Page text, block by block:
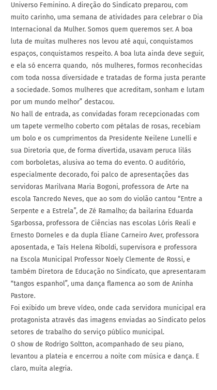
Universo Feminino. A direção do Sindicato preparou, com
muito carinho, uma semana de atividades para celebrar o Dia
Internacional da Mulher. Somos quem queremos ser. A boa
luta de muitas mulheres nos levou até aqui, conquistamos
espaços, conquistamos respeito. A boa luta ainda deve seguir,
e ela só encerra quando, nós mulheres, formos reconhecidas
com toda nossa diversidade e tratadas de forma justa perante
a sociedade. Somos mulheres que acreditam, sonham e lutam
por um mundo melhor” destacou.
No hall de entrada, as convidadas foram recepcionadas com
um tapete vermelho coberto com pétalas de rosas, recebiam
um bolo e os cumprimentos da Presidente Neilene Lunelli e
sua Diretoria que, de forma divertida, usavam peruca lilás
com borboletas, alusiva ao tema do evento. O auditório,
especialmente decorado, foi palco de apresentações das
servidoras Marilvana Maria Bogoni, professora de Arte na
escola Tancredo Neves, que ao som do violão cantou “Entre a
Serpente e a Estrela”, de Zé Ramalho; da bailarina Eduarda
Sgarbossa, professora de Ciências nas escolas Lóris Reali e
Ernesto Dorneles e da dupla Eliane Carneiro Aver, professora
aposentada, e Taís Helena Riboldi, supervisora e professora
na Escola Municipal Professor Noely Clemente de Rossi, e
também Diretora de Educação no Sindicato, que apresentaram
“tangos espanhol”, uma dança flamenca ao som de Aninha
Pastore.
Foi exibido um breve vídeo, onde cada servidora municipal era
protagonista através das imagens enviadas ao Sindicato pelos
setores de trabalho do serviço público municipal.
O show de Rodrigo Soltton, acompanhado de seu piano,
levantou a plateia e encerrou a noite com música e dança. E
claro, muita alegria.